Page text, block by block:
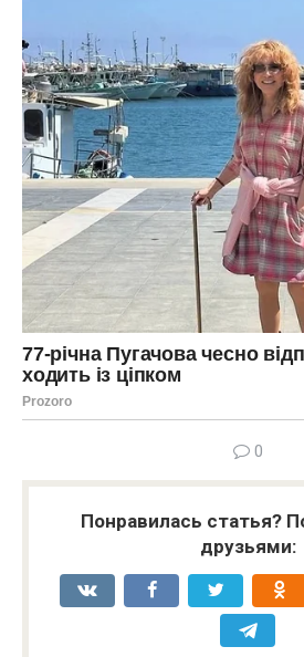
0
Понравилась статья?
друзьями: